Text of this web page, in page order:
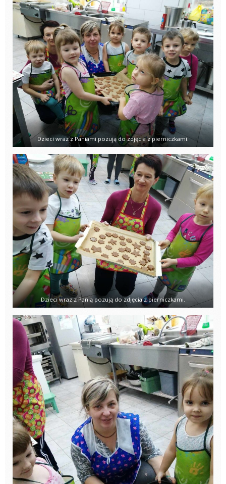
Dzieci wraz z Paniami pozują do zdjęcia z pierniczkami.
Dzieci wraz z Panią pozują do zdjęcia z pierniczkami.